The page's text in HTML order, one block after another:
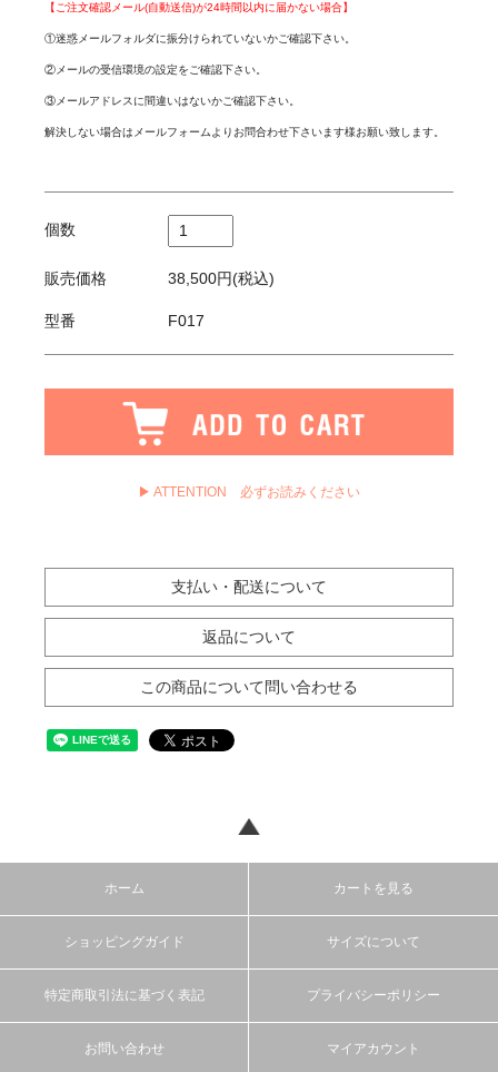
【ご注文確認メール(自動送信)が24時間以内に届かない場合】
①迷惑メールフォルダに振分けられていないかご確認下さい。
②メールの受信環境の設定をご確認下さい。
③メールアドレスに間違いはないかご確認下さい。
解決しない場合はメールフォームよりお問合わせ下さいます様お願い致します。
個数
販売価格 38,500円(税込)
型番 F017
▶ ATTENTION 必ずお読みください
支払い・配送について
返品について
この商品について問い合わせる
ホーム カートを見る
ショッピングガイド サイズについて
特定商取引法に基づく表記 プライバシーポリシー
お問い合わせ マイアカウント